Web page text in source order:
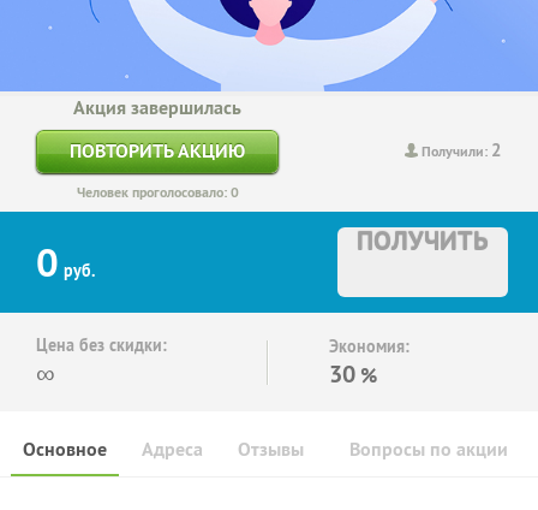
Получили: 2
Акция завершилась
ПОВТОРИТЬ АКЦИЮ
Человек проголосовало: 0
0 руб.
ПОЛУЧИТЬ
Цена без скидки:
∞
Экономия:
30 %
Основное Отзывы Вопросы по акции
Адреса